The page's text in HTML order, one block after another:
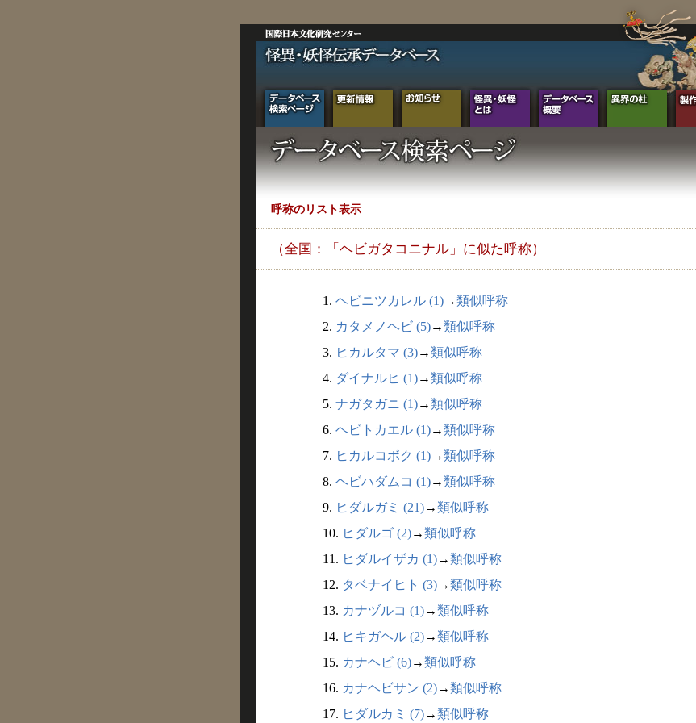
呼称のリスト表示
（全国：「ヘビガタコニナル」に似た呼称）
1. ヘビニツカレル (1)→類似呼称
2. カタメノヘビ (5)→類似呼称
3. ヒカルタマ (3)→類似呼称
4. ダイナルヒ (1)→類似呼称
5. ナガタガニ (1)→類似呼称
6. ヘビトカエル (1)→類似呼称
7. ヒカルコボク (1)→類似呼称
8. ヘビハダムコ (1)→類似呼称
9. ヒダルガミ (21)→類似呼称
10. ヒダルゴ (2)→類似呼称
11. ヒダルイザカ (1)→類似呼称
12. タベナイヒト (3)→類似呼称
13. カナヅルコ (1)→類似呼称
14. ヒキガヘル (2)→類似呼称
15. カナヘビ (6)→類似呼称
16. カナヘビサン (2)→類似呼称
17. ヒダルカミ (7)→類似呼称